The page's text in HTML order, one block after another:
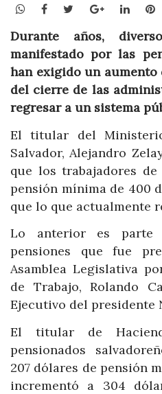
WhatsApp
Facebook
TwitterGoogle+
Durante años,
manifestado por las
han exigido un aumento
del cierre de las
regresar a un sistema
El titular del
Salvador, Alejandro
que los trabajadores
pensión mínima de 400
que lo que actualmente
Lo anterior es parte
pensiones que fue
Asamblea Legislativa
de Trabajo, Rolando
Ejecutivo del presidente
El titular de
pensionados
207 dólares de pensión
incrementó a 304